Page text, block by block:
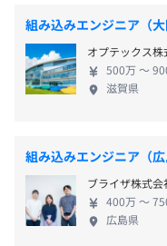
す。
通期を通して目標を
返りをおこなっていま
自己応募型の昇進制度
従業員数：925名（受
受動喫煙防止措置に関
敷地内禁煙（喫煙場所
■ 高槻
≪最寄駅≫JR京都
線 「富田駅」
■ 北門真
社会保険完備（健康
保険）
3カ月（待遇の変更は
モジュールの開発で
AIアルゴリズムの要
きたノウハウや技術を活
像管理システム 映像
理できるシステム
報を一元管理できる
末からでもプロキシ
が可能です。
組み込みエンジニア（大
オプテックス株
500万 〜
滋賀県
組み込みエンジニア（広
ブライザ株式会
400万 〜
広島県